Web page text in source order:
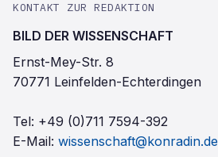
KONTAKT ZUR REDAKTION
BILD DER WISSENSCHAFT
Ernst-Mey-Str. 8
70771 Leinfelden-Echterdingen
Tel: +49 (0)711 7594-392
E-Mail: wissenschaft@konradin.de